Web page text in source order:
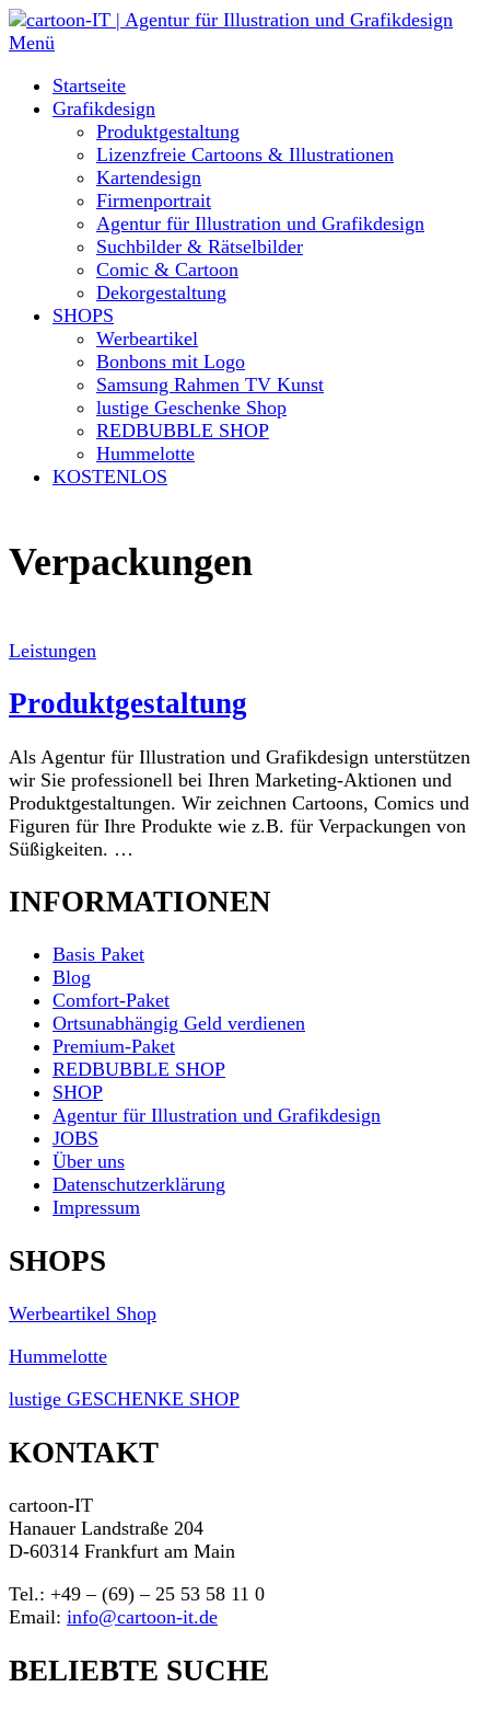
Direkt
zum
Menü
Startseite
Grafikdesign
Produktgestaltung
Lizenzfreie Cartoons & Illustrationen
Kartendesign
Firmenportrait
Agentur für Illustration und Grafikdesign
Suchbilder & Rätselbilder
Comic & Cartoon
Dekorgestaltung
SHOPS
Werbeartikel
Bonbons mit Logo
Samsung Rahmen TV Kunst
lustige Geschenke Shop
REDBUBBLE SHOP
Hummelotte
KOSTENLOS
Verpackungen
Leistungen
Produktgestaltung
Als Agentur für Illustration und Grafikdesign unterstützen
wir Sie professionell bei Ihren Marketing-Aktionen und
Produktgestaltungen. Wir zeichnen Cartoons, Comics und
Figuren für Ihre Produkte wie z.B. für Verpackungen von
Süßigkeiten. …
INFORMATIONEN
Basis Paket
Blog
Comfort-Paket
Ortsunabhängig Geld verdienen
Premium-Paket
REDBUBBLE SHOP
SHOP
Agentur für Illustration und Grafikdesign
JOBS
Über uns
Datenschutzerklärung
Impressum
SHOPS
Werbeartikel Shop
Hummelotte
lustige GESCHENKE SHOP
KONTAKT
cartoon-IT
Hanauer Landstraße 204
D-60314 Frankfurt am Main
Tel.: +49 – (69) – 25 53 58 11 0
Email: info@cartoon-it.de
BELIEBTE SUCHE